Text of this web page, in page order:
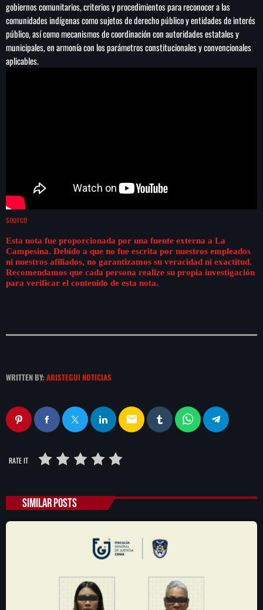
gobiernos comunitarios, criterios y procedimientos para reconocer a las
comunidades indígenas como sujetos de derecho público y entidades de interés
público, así como mecanismos de coordinación con autoridades estatales y
municipales, en armonía con los parámetros constitucionales y convencionales
aplicables.
source
Esta nota fue proporcionada por una fuente externa a La
Campesina. Debido a que no fue escrita por nuestros empleados
ni nuestros afiliados, no garantizamos su veracidad ni exactitud.
Recomendamos que cada persona realize su propia investigación
para verificar el contenido de esta nota.
WRITTEN BY: ARISTEGUI NOTICIAS
email
RATE IT
SIMILAR POSTS